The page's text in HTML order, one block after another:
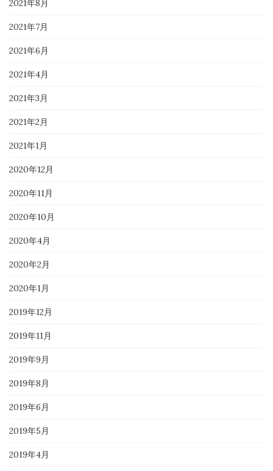
2021年8月
2021年7月
2021年6月
2021年4月
2021年3月
2021年2月
2021年1月
2020年12月
2020年11月
2020年10月
2020年4月
2020年2月
2020年1月
2019年12月
2019年11月
2019年9月
2019年8月
2019年6月
2019年5月
2019年4月